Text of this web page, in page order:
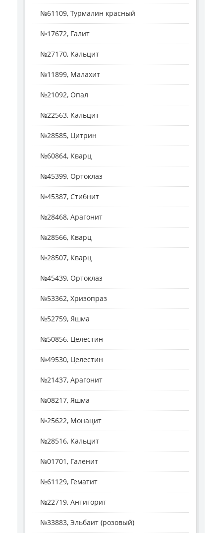
№61109, Турмалин красный
№17672, Галит
№27170, Кальцит
№11899, Малахит
№21092, Опал
№22563, Кальцит
№28585, Цитрин
№60864, Кварц
№45399, Ортоклаз
№45387, Стибнит
№28468, Арагонит
№28566, Кварц
№28507, Кварц
№45439, Ортоклаз
№53362, Хризопраз
№52759, Яшма
№50856, Целестин
№49530, Целестин
№21437, Арагонит
№08217, Яшма
№25622, Монацит
№28516, Кальцит
№01701, Галенит
№61129, Гематит
№22719, Антигорит
№33883, Эльбаит (розовый)